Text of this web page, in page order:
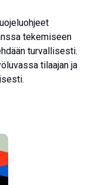
tekemiseen
turvallisesti.
tilaajan ja